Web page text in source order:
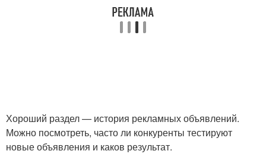
Хороший раздел — история рекламных объявлений.
Можно посмотреть, часто ли конкуренты тестируют
новые объявления и каков результат.